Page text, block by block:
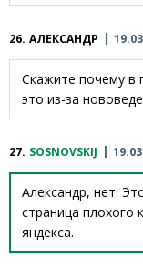
26. АЛЕКСАНДР
Скажите почему в
это из-за
27. SOSNOVSKIJ
Александр, нет.
страница плохого
яндекса.